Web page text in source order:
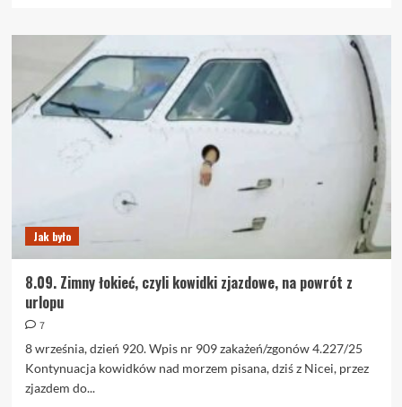
Kowidowe
modelarstwo
Jak było
8.09. Zimny łokieć, czyli kowidki zjazdowe, na powrót z
urlopu
7
8 września, dzień 920. Wpis nr 909 zakażeń/zgonów 4.227/25
Kontynuacja kowidków nad morzem pisana, dziś z Nicei, przez
zjazdem do...